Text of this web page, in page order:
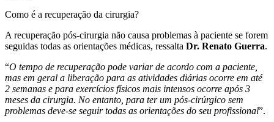
Como é a recuperação da cirurgia?
A recuperação pós-cirurgia não causa problemas à paciente se forem
seguidas todas as orientações médicas, ressalta Dr. Renato Guerra.
“O tempo de recuperação pode variar de acordo com a paciente,
mas em geral a liberação para as atividades diárias ocorre em até
2 semanas e para exercícios físicos mais intensos ocorre após 3
meses da cirurgia. No entanto, para ter um pós-cirúrgico sem
problemas deve-se seguir todas as orientações do seu profissional”.